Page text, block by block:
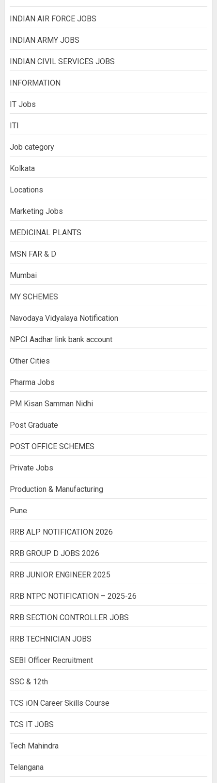
INDIAN AIR FORCE JOBS
INDIAN ARMY JOBS
INDIAN CIVIL SERVICES JOBS
INFORMATION
IT Jobs
ITI
Job category
Kolkata
Locations
Marketing Jobs
MEDICINAL PLANTS
MSN FAR & D
Mumbai
MY SCHEMES
Navodaya Vidyalaya Notification
NPCI Aadhar link bank account
Other Cities
Pharma Jobs
PM Kisan Samman Nidhi
Post Graduate
POST OFFICE SCHEMES
Private Jobs
Production & Manufacturing
Pune
RRB ALP NOTIFICATION 2026
RRB GROUP D JOBS 2026
RRB JUNIOR ENGINEER 2025
RRB NTPC NOTIFICATION – 2025-26
RRB SECTION CONTROLLER JOBS
RRB TECHNICIAN JOBS
SEBI Officer Recruitment
SSC & 12th
TCS iON Career Skills Course
TCS IT JOBS
Tech Mahindra
Telangana